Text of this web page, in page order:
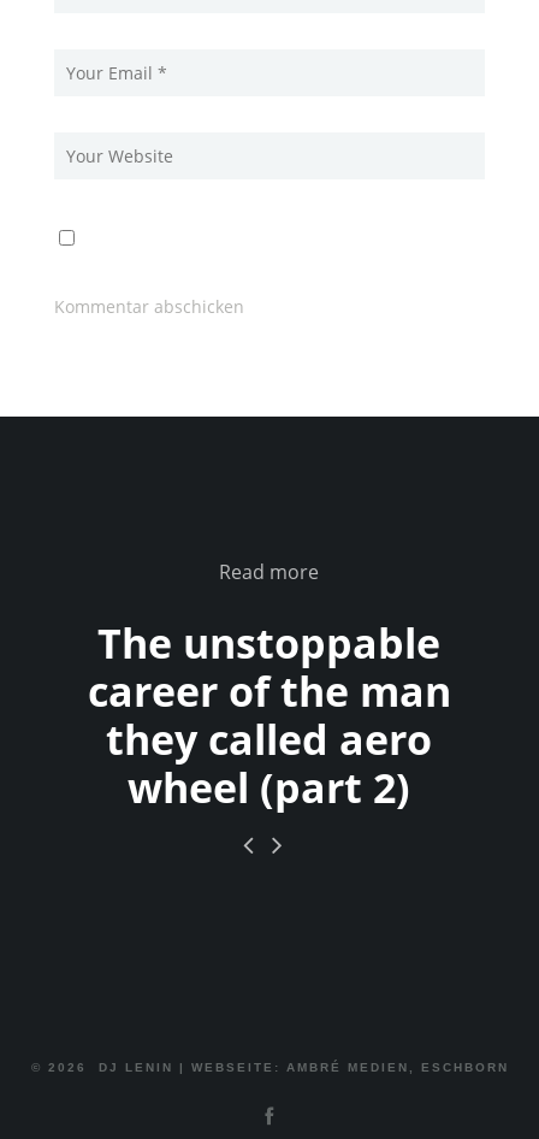
Read more
The unstoppable
career of the man
they called aero
wheel (part 2)
© 2026 DJ LENIN | WEBSEITE: AMBRÉ MEDIEN, ESCHBORN